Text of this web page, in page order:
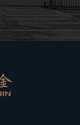
国家生产的标
先进的技术和
中，非标门是比